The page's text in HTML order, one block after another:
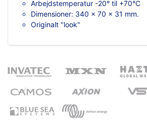
Arbejdstemperatur -20° til +70°C
Dimensioner: 340 x 70 x 31 mm.
Originalt "look"